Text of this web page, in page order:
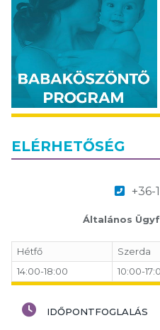
ELÉRHETŐSÉG
+36-
Általános
Hétfő Szerda
14:00-18:00
10:00-
IDŐPONTFOGLALÁS